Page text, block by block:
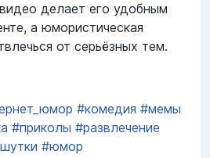
делает его удобным
а юмористическая
от серьёзных тем.
#комедия #мемы
#приколы #развлечение
#юмор